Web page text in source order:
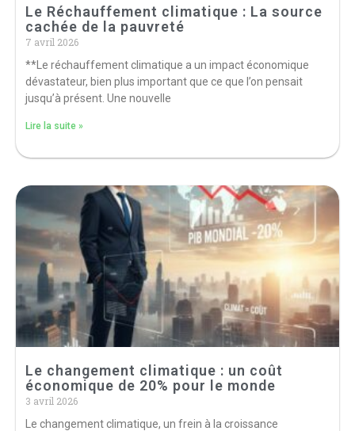
Le Réchauffement climatique : La source
cachée de la pauvreté
7 avril 2026
**Le réchauffement climatique a un impact économique
dévastateur, bien plus important que ce que l’on pensait
jusqu’à présent. Une nouvelle
Lire la suite »
Le changement climatique : un coût
économique de 20% pour le monde
3 avril 2026
Le changement climatique, un frein à la croissance